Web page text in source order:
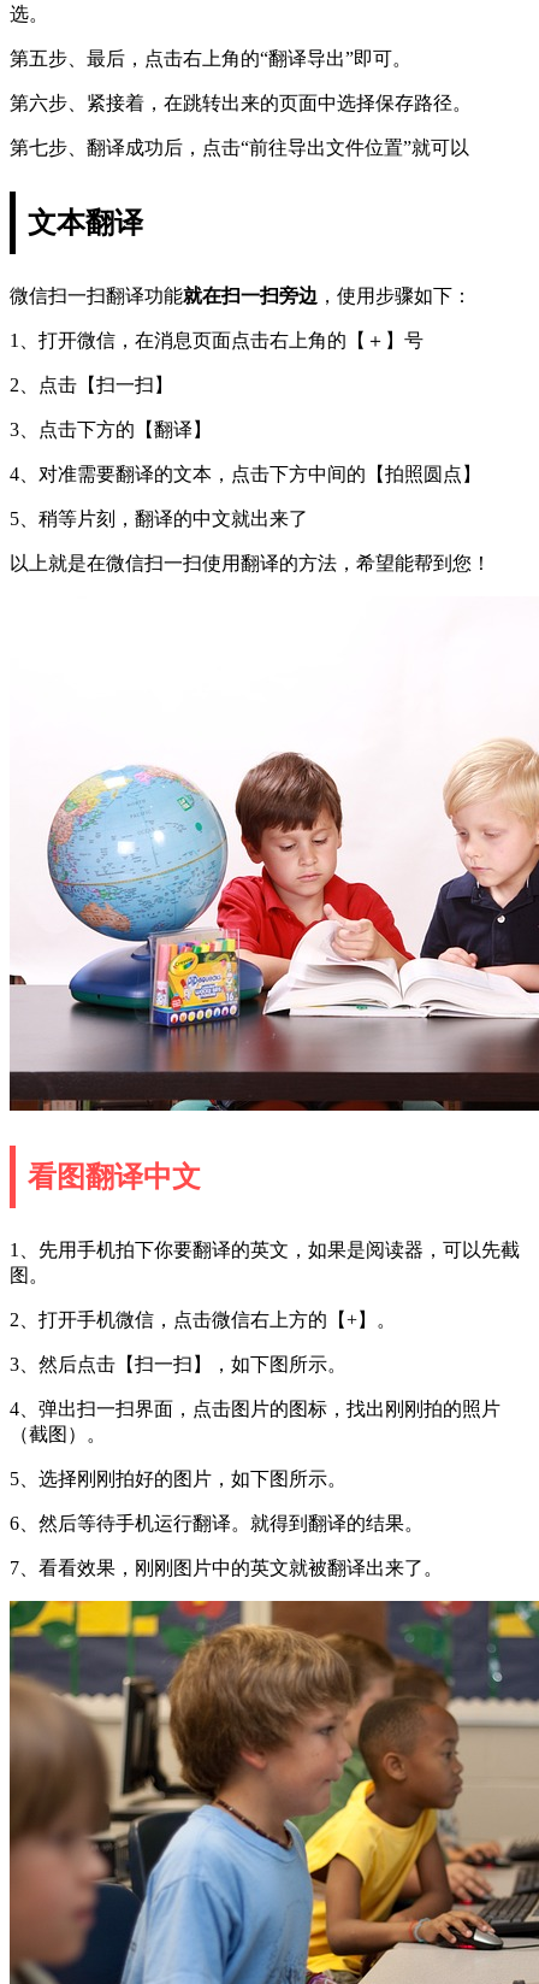
选。
第五步、最后，点击右上角的“翻译导出”即可。
第六步、紧接着，在跳转出来的页面中选择保存路径。
第七步、翻译成功后，点击“前往导出文件位置”就可以
文本翻译
微信扫一扫翻译功能就在扫一扫旁边 ，使用步骤如下：
1、打开微信，在消息页面点击右上角的【＋】号
2、点击【扫一扫】
3、点击下方的【翻译】
4、对准需要翻译的文本，点击下方中间的【拍照圆点】
5、稍等片刻，翻译的中文就出来了
以上就是在微信扫一扫使用翻译的方法，希望能帮到您！
看图翻译中文
1、先用手机拍下你要翻译的英文，如果是阅读器，可以先截
图。
2、打开手机微信，点击微信右上方的【+】。
3、然后点击【扫一扫】，如下图所示。
4、弹出扫一扫界面，点击图片的图标，找出刚刚拍的照片
（截图）。
5、选择刚刚拍好的图片，如下图所示。
6、然后等待手机运行翻译。就得到翻译的结果。
7、看看效果，刚刚图片中的英文就被翻译出来了。